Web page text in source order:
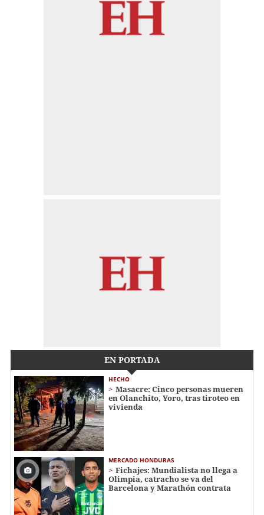
EN PORTADA
HECHO
Masacre: Cinco personas mueren
en Olanchito, Yoro, tras tiroteo en
vivienda
MERCADO HONDURAS
Fichajes: Mundialista no llega a
Olimpia, catracho se va del
Barcelona y Marathón contrata